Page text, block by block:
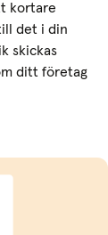
kortare
det i din
skickas
ditt företag